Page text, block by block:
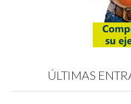
ÚLTIMAS